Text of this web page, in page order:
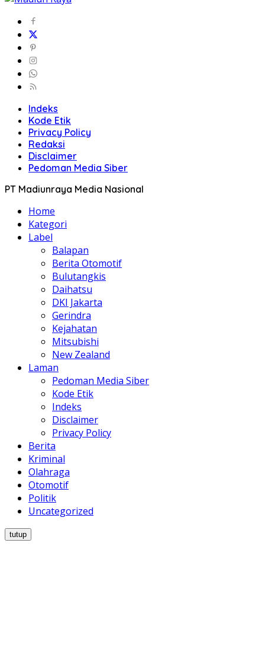
Indeks
Kode Etik
Privacy Policy
Redaksi
Disclaimer
Pedoman Media Siber
PT Madiunraya Media Nasional
Home
Kategori
Label
Balapan
Berita Otomotif
Bulutangkis
Daihatsu
DKI Jakarta
Gerindra
Kejahatan
Mitsubishi
New Zealand
Laman
Pedoman Media Siber
Kode Etik
Indeks
Disclaimer
Privacy Policy
Berita
Kriminal
Olahraga
Otomotif
Politik
Uncategorized
tutup